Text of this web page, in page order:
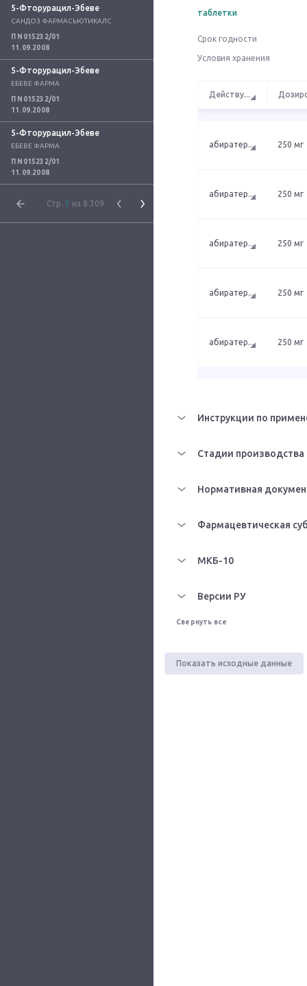
5-Фторурацил-Эбеве
САНДОЗ ФАРМАСЬЮТИКАЛС
П N015232/01
11.09.2008
5-Фторурацил-Эбеве
ЕБЕВЕ ФАРМА
П N015232/01
11.09.2008
5-Фторурацил-Эбеве
ЕБЕВЕ ФАРМА
П N015232/01
11.09.2008
Стр. 1 из 8 309
таблетки
Срок годности
Условия хранения
Действу...
абиратер... 250 мг
абиратер... 250 мг
абиратер... 250 мг
абиратер... 250 мг
абиратер... 250 мг
Инструкции по
Стадии производства
Нормативная
Фармацевтическая
МКБ-10
Версии РУ
Свернуть все
Показать исходные данные